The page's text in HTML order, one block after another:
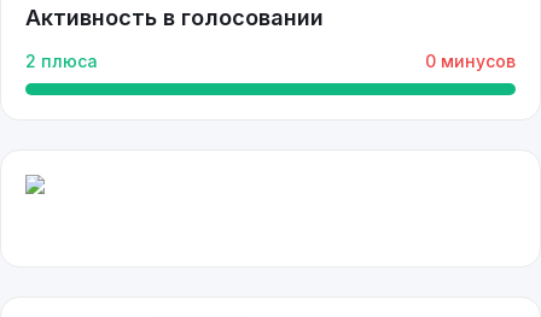
Активность в голосовании
2 плюса 0 минусов